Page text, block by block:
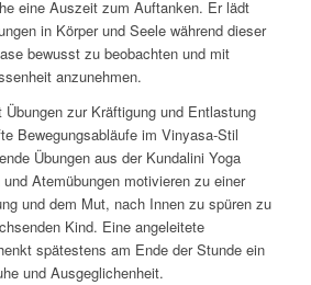
eine Auszeit zum Auftanken. Er lädt
in Körper und Seele während dieser
bewusst zu beobachten und mit
anzunehmen.
zur Kräftigung und Entlastung
Bewegungsabläufe im Vinyasa-Stil
Übungen aus der Kundalini Yoga
Atemübungen motivieren zu einer
und dem Mut, nach Innen zu spüren zu
Kind. Eine angeleitete
spätestens am Ende der Stunde ein
und Ausgeglichenheit.